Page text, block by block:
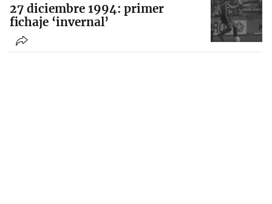
27 diciembre 1994: primer
fichaje ‘invernal’